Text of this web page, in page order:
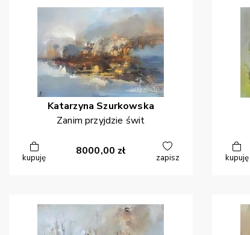
Katarzyna Szurkowska
Zanim przyjdzie świt
kupuję
8000,00 zł
zapisz kupuję